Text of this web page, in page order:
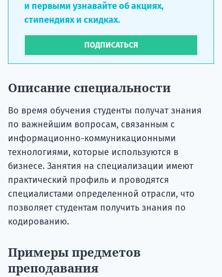
и первыми узнавайте об акциях,
стипендиях и скидках.
ПОДПИСАТЬСЯ
Описание специальности
Во время обучения студенты получат знания
по важнейшим вопросам, связанным с
информационно-коммуникационными
технологиями, которые используются в
бизнесе. Занятия на специализации имеют
практический профиль и проводятся
специалистами определенной отрасли, что
позволяет студентам получить знания по
кодированию.
Примеры предметов
преподавания